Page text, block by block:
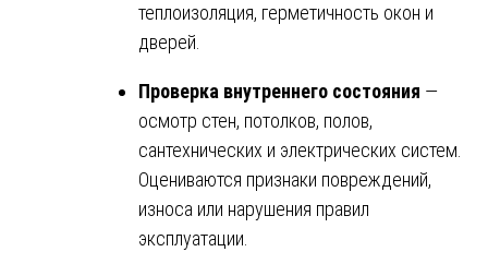
теплоизоляция, герметичность окон и
дверей.
Проверка внутреннего состояния —
осмотр стен, потолков, полов,
сантехнических и электрических систем.
Оцениваются признаки повреждений,
износа или нарушения правил
эксплуатации.